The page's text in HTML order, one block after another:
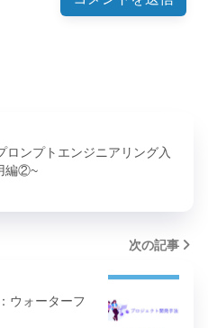
ロンプトエンジニアリング入
編②~
次の記事
ウォーターフ